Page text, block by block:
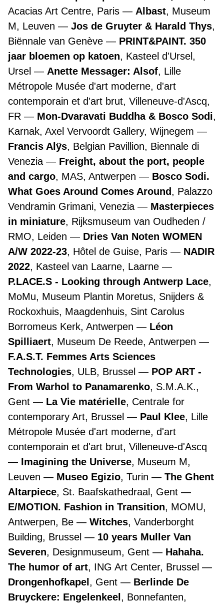
Acacias Art Centre, Paris
Albast, Museum
M, Leuven
Jos de Gruyter & Harald Thys,
Biënnale van Genève
PRINT&PAINT. 350
jaar bloemen op katoen, Kasteel d'Ursel,
Ursel
Anette Messager: Alsof, Lille
Métropole Musée d'art moderne, d'art
contemporain et d'art brut, Villeneuve-d'Ascq,
FR
Mon-Dvaravati Buddha & Bosco Sodi,
Karnak, Axel Vervoordt Gallery, Wijnegem
Francis Alÿs, Belgian Pavillion, Biennale di
Venezia
Freight, about the port, people
and cargo, MAS, Antwerpen
Bosco Sodi.
What Goes Around Comes Around, Palazzo
Vendramin Grimani, Venezia
Masterpieces
in miniature, Rijksmuseum van Oudheden /
RMO, Leiden
Dries Van Noten WOMEN
A/W 2022-23, Hôtel de Guise, Paris
NADIR
2022, Kasteel van Laarne, Laarne
P.LACE.S - Looking through Antwerp Lace,
MoMu, Museum Plantin Moretus, Snijders &
Rockoxhuis, Maagdenhuis, Sint Carolus
Borromeus Kerk, Antwerpen
Léon
Spilliaert, Museum De Reede, Antwerpen
F.A.S.T. Femmes Arts Sciences
Technologies, ULB, Brussel
POP ART -
From Warhol to Panamarenko, S.M.A.K.,
Gent
La Vie matérielle, Centrale for
contemporary Art, Brussel
Paul Klee, Lille
Métropole Musée d'art moderne, d'art
contemporain et d'art brut, Villeneuve-d'Ascq
Imagining the Universe, Museum M,
Leuven
Museo Egizio, Turin
The Ghent
Altarpiece, St. Baafskathedraal, Gent
E/MOTION. Fashion in Transition, MOMU,
Antwerpen, Be
Witches, Vanderborght
Building, Brussel
10 years Muller Van
Severen, Designmuseum, Gent
Hahaha.
The humor of art, ING Art Center, Brussel
Drongenhofkapel , Gent
Berlinde De
Bruyckere: Engelenkeel , Bonnefanten,